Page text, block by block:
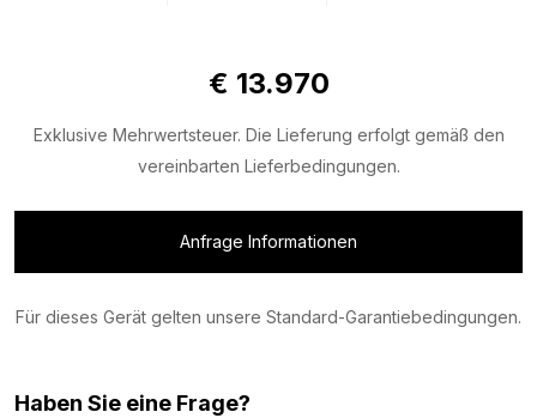
€ 13.970
Exklusive Mehrwertsteuer. Die Lieferung erfolgt gemäß den
vereinbarten Lieferbedingungen.
Anfrage Informationen
Für dieses Gerät gelten unsere Standard-Garantiebedingungen.
Haben Sie eine Frage?